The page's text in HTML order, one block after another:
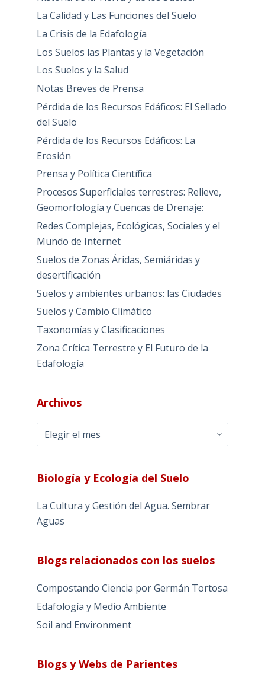
La Calidad y Las Funciones del Suelo
La Crisis de la Edafología
Los Suelos las Plantas y la Vegetación
Los Suelos y la Salud
Notas Breves de Prensa
Pérdida de los Recursos Edáficos: El Sellado
del Suelo
Pérdida de los Recursos Edáficos: La
Erosión
Prensa y Política Científica
Procesos Superficiales terrestres: Relieve,
Geomorfología y Cuencas de Drenaje:
Redes Complejas, Ecológicas, Sociales y el
Mundo de Internet
Suelos de Zonas Áridas, Semiáridas y
desertificación
Suelos y ambientes urbanos: las Ciudades
Suelos y Cambio Climático
Taxonomías y Clasificaciones
Zona Crítica Terrestre y El Futuro de la
Edafología
Archivos
Archivos
Biología y Ecología del Suelo
La Cultura y Gestión del Agua. Sembrar
Aguas
Blogs relacionados con los suelos
Compostando Ciencia por Germán Tortosa
Edafología y Medio Ambiente
Soil and Environment
Blogs y Webs de Parientes